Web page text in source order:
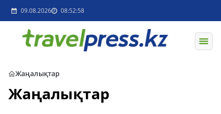
09.08.2026 08:52:58
Жаңалықтар
Жаңалықтар